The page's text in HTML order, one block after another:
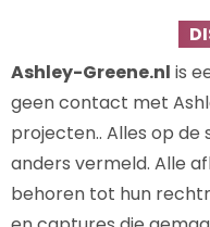
Ashley-Greene.nl is
geen contact met
projecten.. Alles op de
anders vermeld. Alle
behoren tot hun